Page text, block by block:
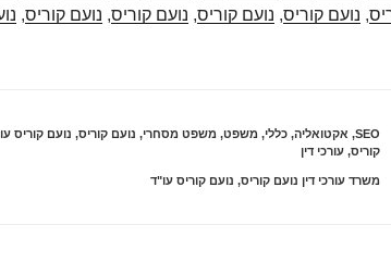
, נועם קוריס, נועם קוריס, נועם קוריס, נועם קוריס,
קטגוריות
SEO
, אקטואליה,כללי, משפט, משפט מסחרי, נועם קוריס, נועם קוריס
קוריס,עורכי דין
תגיות
משרד עורכי דין נועם קוריס, נועם קוריס עו"ד